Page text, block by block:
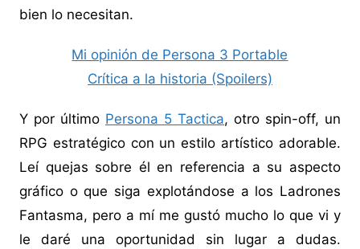
bien lo necesitan.
Mi opinión de Persona 3 Portable
Crítica a la historia (Spoilers)
Y por último Persona 5 Tactica, otro spin-off, un
RPG estratégico con un estilo artístico adorable.
Leí quejas sobre él en referencia a su aspecto
gráfico o que siga explotándose a los Ladrones
Fantasma, pero a mí me gustó mucho lo que vi y
le daré una oportunidad sin lugar a dudas.